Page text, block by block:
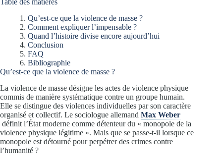
Table des matières
Qu’est-ce que la violence de masse ?
Comment expliquer l’impensable ?
Quand l’histoire divise encore aujourd’hui
Conclusion
FAQ
Bibliographie
Qu’est-ce que la violence de masse ?
La violence de masse désigne les actes de violence physique
commis de manière systématique contre un groupe humain.
Elle se distingue des violences individuelles par son caractère
organisé et collectif. Le sociologue allemand Max Weber
définit l’État moderne comme détenteur du « monopole de la
violence physique légitime ». Mais que se passe-t-il lorsque ce
monopole est détourné pour perpétrer des crimes contre
l’humanité ?